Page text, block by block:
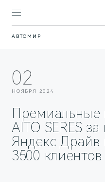
SERES
ВЫБОР И ПОКУПКА
Спецпредложения
Записаться на тест-
ФИНАНСЫ И УСЛУГИ
СЕРВИС
Официальный сервис
Техническое
Запасные части
Записаться на сервис
О БРЕНДЕ
AITO SERES
О дилерском центре
Контакты
Реквизиты
АВТОМИР
02
НОЯБРЯ 2024
Премиальные
AITO SERES
Яндекс Драйв
3500 клиентов